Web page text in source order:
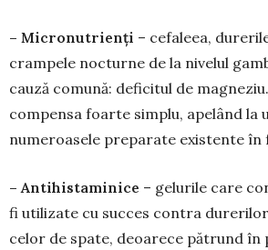
– Micronutrienți – cefaleea,
crampele nocturne de la nivelul
cauză comună: deficitul de
compensa foarte simplu, apelând la
numeroasele preparate existente în
– Antihistaminice – gelurile care
fi utilizate cu succes contra
celor de spate, deoarece pătrund în